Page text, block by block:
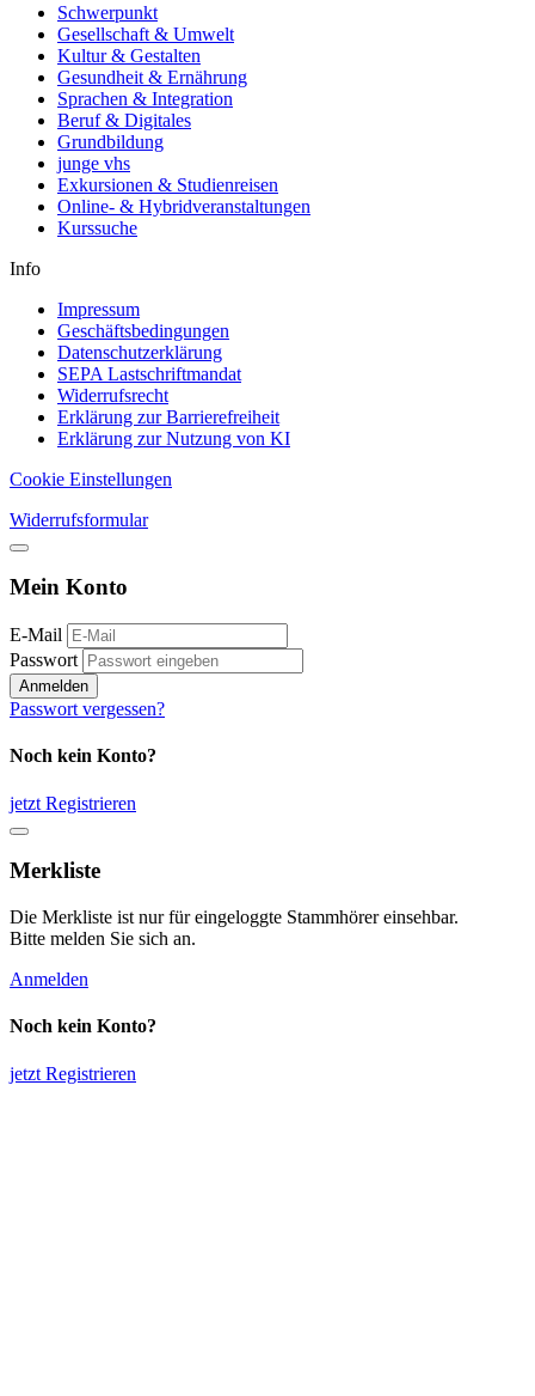
Schwerpunkt
Gesellschaft & Umwelt
Kultur & Gestalten
Gesundheit & Ernährung
Sprachen & Integration
Beruf & Digitales
Grundbildung
junge vhs
Exkursionen & Studienreisen
Online- & Hybridveranstaltungen
Kurssuche
Info
Impressum
Geschäftsbedingungen
Datenschutzerklärung
SEPA Lastschriftmandat
Widerrufsrecht
Erklärung zur Barrierefreiheit
Erklärung zur Nutzung von KI
Cookie Einstellungen
Widerrufsformular
Mein Konto
E-Mail
Passwort
Anmelden
Passwort vergessen?
Noch kein Konto?
jetzt Registrieren
Merkliste
Die Merkliste ist nur für eingeloggte Stammhörer einsehbar.
Bitte melden Sie sich an.
Anmelden
Noch kein Konto?
jetzt Registrieren